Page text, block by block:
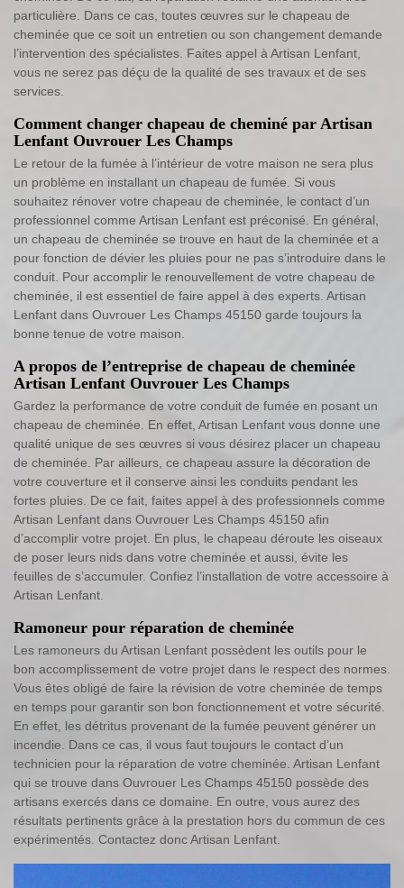
particulière. Dans ce cas, toutes œuvres sur le chapeau de
cheminée que ce soit un entretien ou son changement demande
l’intervention des spécialistes. Faites appel à Artisan Lenfant,
vous ne serez pas déçu de la qualité de ses travaux et de ses
services.
Comment changer chapeau de cheminé par Artisan
Lenfant Ouvrouer Les Champs
Le retour de la fumée à l’intérieur de votre maison ne sera plus
un problème en installant un chapeau de fumée. Si vous
souhaitez rénover votre chapeau de cheminée, le contact d’un
professionnel comme Artisan Lenfant est préconisé. En général,
un chapeau de cheminée se trouve en haut de la cheminée et a
pour fonction de dévier les pluies pour ne pas s’introduire dans le
conduit. Pour accomplir le renouvellement de votre chapeau de
cheminée, il est essentiel de faire appel à des experts. Artisan
Lenfant dans Ouvrouer Les Champs 45150 garde toujours la
bonne tenue de votre maison.
A propos de l’entreprise de chapeau de cheminée
Artisan Lenfant Ouvrouer Les Champs
Gardez la performance de votre conduit de fumée en posant un
chapeau de cheminée. En effet, Artisan Lenfant vous donne une
qualité unique de ses œuvres si vous désirez placer un chapeau
de cheminée. Par ailleurs, ce chapeau assure la décoration de
votre couverture et il conserve ainsi les conduits pendant les
fortes pluies. De ce fait, faites appel à des professionnels comme
Artisan Lenfant dans Ouvrouer Les Champs 45150 afin
d’accomplir votre projet. En plus, le chapeau déroute les oiseaux
de poser leurs nids dans votre cheminée et aussi, évite les
feuilles de s’accumuler. Confiez l’installation de votre accessoire à
Artisan Lenfant.
Ramoneur pour réparation de cheminée
Les ramoneurs du Artisan Lenfant possèdent les outils pour le
bon accomplissement de votre projet dans le respect des normes.
Vous êtes obligé de faire la révision de votre cheminée de temps
en temps pour garantir son bon fonctionnement et votre sécurité.
En effet, les détritus provenant de la fumée peuvent générer un
incendie. Dans ce cas, il vous faut toujours le contact d’un
technicien pour la réparation de votre cheminée. Artisan Lenfant
qui se trouve dans Ouvrouer Les Champs 45150 possède des
artisans exercés dans ce domaine. En outre, vous aurez des
résultats pertinents grâce à la prestation hors du commun de ces
expérimentés. Contactez donc Artisan Lenfant.